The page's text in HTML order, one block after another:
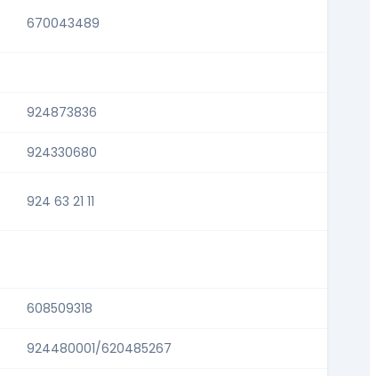
670043489
924873836
924330680
924 63 21 11
608509318
924480001/620485267